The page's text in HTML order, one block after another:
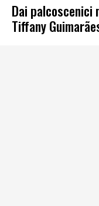
Dai palcoscenici
Tiffany